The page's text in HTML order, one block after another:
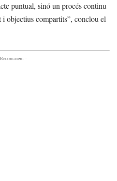
puntual, sinó un procés continu
objectius compartits”, conclou el
-